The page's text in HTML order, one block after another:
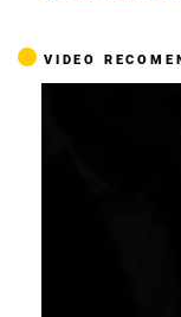
VIDEO